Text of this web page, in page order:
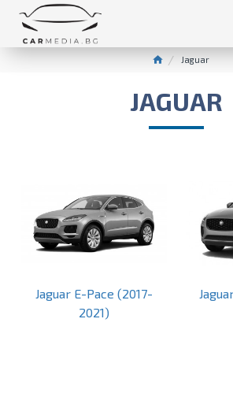
Jaguar
JAGUAR
Jaguar E-Pace (2017-
2021)